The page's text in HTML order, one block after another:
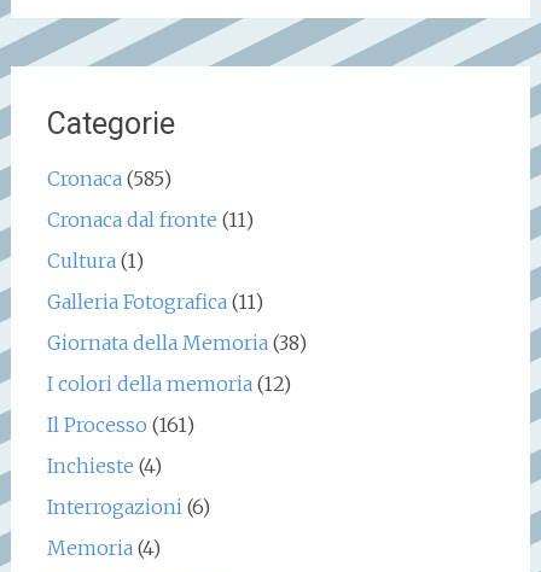
Categorie
Cronaca(585)
Cronaca dal fronte (11)
Cultura(1)
Galleria Fotografica(11)
Giornata della Memoria(38)
I colori della memoria(12)
Il Processo (161)
Inchieste (4)
Interrogazioni(6)
Memoria(4)